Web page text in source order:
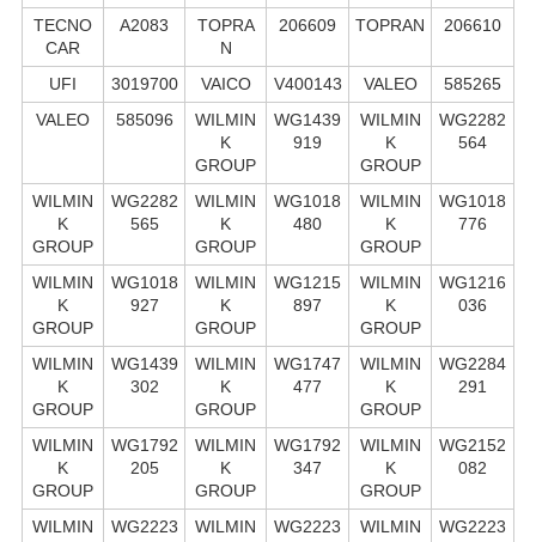
TECNO
CAR
A2083
TOPRA
N
206609 TOPRAN 206610
UFI 3019700 VAICO V400143 VALEO
585265
VALEO
585096
WILMIN
K
GROUP
WG1439
919
WILMIN
K
GROUP
WG2282
564
WILMIN
K
GROUP
WG2282
565
WILMIN
K
GROUP
WG1018
480
WILMIN
K
GROUP
WG1018
776
WILMIN
K
GROUP
WG1018
927
WILMIN
K
GROUP
WG1215
897
WILMIN
K
GROUP
WG1216
036
WILMIN
K
GROUP
WG1439
302
WILMIN
K
GROUP
WG1747
477
WILMIN
K
GROUP
WG2284
291
WILMIN
K
GROUP
WG1792
205
WILMIN
K
GROUP
WG1792
347
WILMIN
K
GROUP
WG2152
082
WILMIN
WG2223
WILMIN
WG2223
WILMIN
WG2223